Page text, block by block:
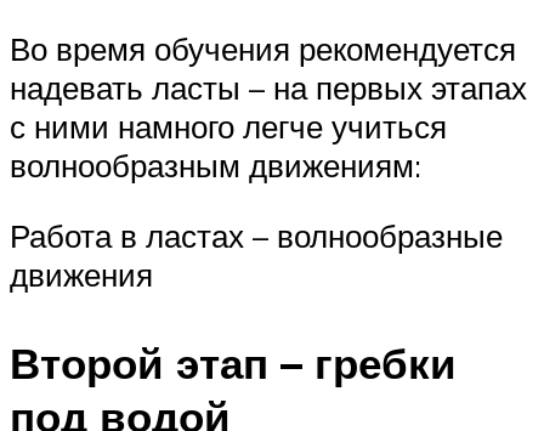
Во время обучения рекомендуется
надевать ласты – на первых этапах
с ними намного легче учиться
волнообразным движениям:
Работа в ластах – волнообразные
движения
Второй этап – гребки
под водой